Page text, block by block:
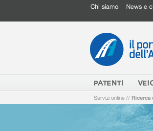
Chi siamo News e
PATENTI
Servizi online // Ricerca